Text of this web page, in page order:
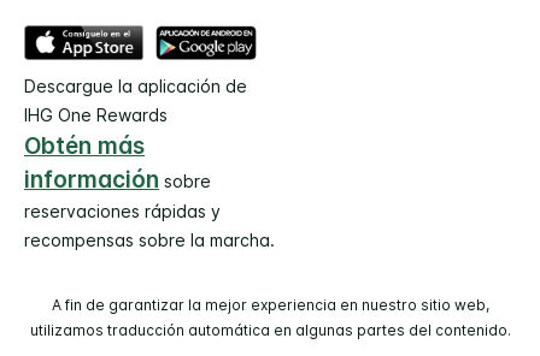
Descargue la aplicación de
IHG One Rewards
Obtén más
información sobre
reservaciones rápidas y
recompensas sobre la marcha.
A fin de garantizar la mejor experiencia en nuestro sitio web,
utilizamos traducción automática en algunas partes del contenido.